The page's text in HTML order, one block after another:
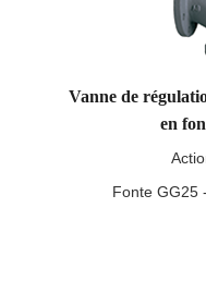
Vanne de
en
Fonte GG25